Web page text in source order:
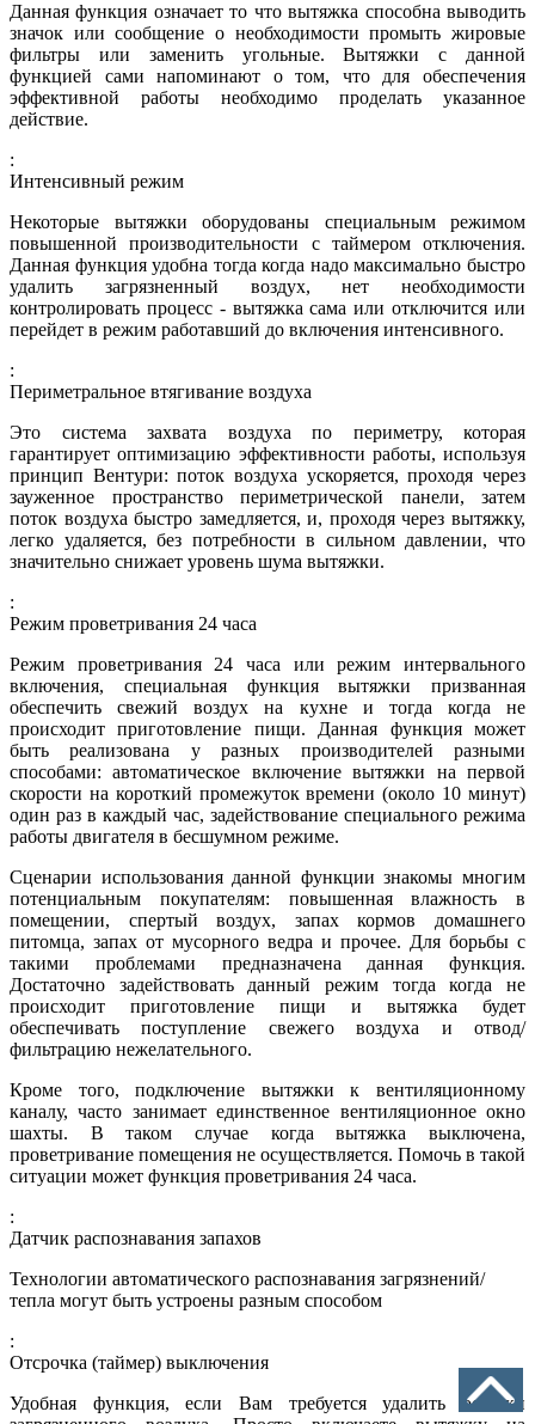
Данная функция означает то что вытяжка способна выводить
значок или сообщение о необходимости промыть жировые
фильтры или заменить угольные. Вытяжки с данной
функцией сами напоминают о том, что для обеспечения
эффективной работы необходимо проделать указанное
действие.
:
Интенсивный режим
Некоторые вытяжки оборудованы специальным режимом
повышенной производительности с таймером отключения.
Данная функция удобна тогда когда надо максимально быстро
удалить загрязненный воздух, нет необходимости
контролировать процесс - вытяжка сама или отключится или
перейдет в режим работавший до включения интенсивного.
:
Периметральное втягивание воздуха
Это система захвата воздуха по периметру, которая
гарантирует оптимизацию эффективности работы, используя
принцип Вентури: поток воздуха ускоряется, проходя через
зауженное пространство периметрической панели, затем
поток воздуха быстро замедляется, и, проходя через вытяжку,
легко удаляется, без потребности в сильном давлении, что
значительно снижает уровень шума вытяжки.
:
Режим проветривания 24 часа
Режим проветривания 24 часа или режим интервального
включения, специальная функция вытяжки призванная
обеспечить свежий воздух на кухне и тогда когда не
происходит приготовление пищи. Данная функция может
быть реализована у разных производителей разными
способами: автоматическое включение вытяжки на первой
скорости на короткий промежуток времени (около 10 минут)
один раз в каждый час, задействование специального режима
работы двигателя в бесшумном режиме.
Сценарии использования данной функции знакомы многим
потенциальным покупателям: повышенная влажность в
помещении, спертый воздух, запах кормов домашнего
питомца, запах от мусорного ведра и прочее. Для борьбы с
такими проблемами предназначена данная функция.
Достаточно задействовать данный режим тогда когда не
происходит приготовление пищи и вытяжка будет
обеспечивать поступление свежего воздуха и отвод/
фильтрацию нежелательного.
Кроме того, подключение вытяжки к вентиляционному
каналу, часто занимает единственное вентиляционное окно
шахты. В таком случае когда вытяжка выключена,
проветривание помещения не осуществляется. Помочь в такой
ситуации может функция проветривания 24 часа.
:
Датчик распознавания запахов
Технологии автоматического распознавания загрязнений/
тепла могут быть устроены разным способом
:
Отсрочка (таймер) выключения
Удобная функция, если Вам требуется удалить остатки